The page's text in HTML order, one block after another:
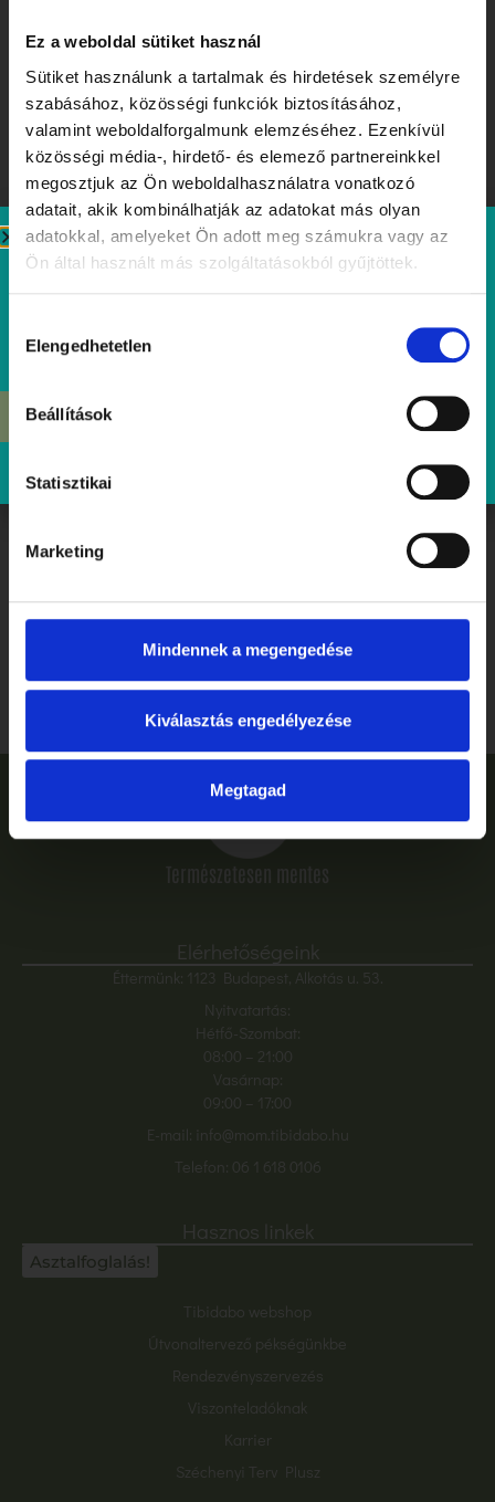
Ez a weboldal sütiket használ
Sütiket használunk a tartalmak és hirdetések személyre
szabásához, közösségi funkciók biztosításához,
valamint weboldalforgalmunk elemzéséhez. Ezenkívül
közösségi média-, hirdető- és elemező partnereinkkel
megosztjuk az Ön weboldalhasználatra vonatkozó
adatait, akik kombinálhatják az adatokat más olyan
adatokkal, amelyeket Ön adott meg számukra vagy az
Ön által használt más szolgáltatásokból gyűjtöttek.
kiválasztása
Elengedhetetlen
Beállítások
Statisztikai
Marketing
Mindennek a megengedése
Kiválasztás engedélyezése
Megtagad
Ízek, amiket érdemes megjegyezni – Tibidabo Kóstolóhét a
nyár tiszteletére
Ballagás, ahogyan megérdemled: ünnepelj stílusosan és
gluténmentesen a Tibidabóban
Elolvasom
Természetesen mentes
Elérhetőségeink
Éttermünk: 1123 Budapest, Alkotás u. 53.
Nyitvatartás:
Hétfő-Szombat:
08:00
– 21:00
Vasárnap:
09:00 – 17:00
E-mail:
info@mom.tibidabo.hu
Telefon: 06 1 618 0106
Hasznos linkek
Asztalfoglalás!
Tibidabo webshop
Útvonaltervező pékségünkbe
Rendezvényszervezés
Viszonteladóknak
Karrier
Széchenyi Terv Plusz
ÉRDEKEL